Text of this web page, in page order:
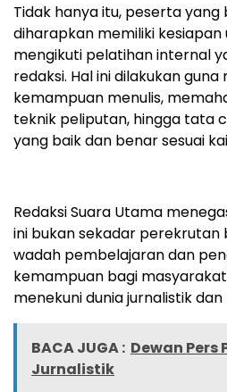
Tidak hanya itu, peserta yang
diharapkan memiliki
mengikuti pelatihan internal
redaksi. Hal ini dilakukan
kemampuan menulis,
teknik peliputan, hingga tata
yang baik dan benar sesuai
Redaksi Suara Utama
ini bukan sekadar perekrutan
wadah pembelajaran dan
kemampuan bagi
menekuni dunia jurnalistik
BACA JUGA : Dewan Pers
Jurnalistik